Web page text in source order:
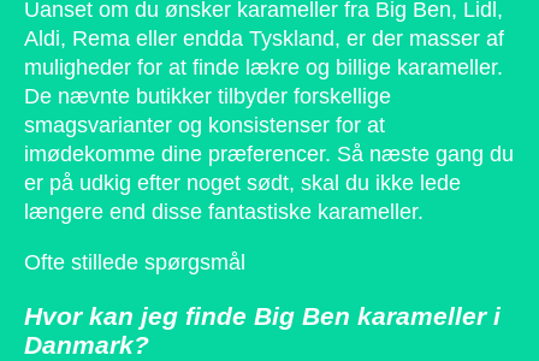
Uanset om du ønsker karameller fra Big Ben, Lidl,
Aldi, Rema eller endda Tyskland, er der masser af
muligheder for at finde lækre og billige karameller.
De nævnte butikker tilbyder forskellige
smagsvarianter og konsistenser for at
imødekomme dine præferencer. Så næste gang du
er på udkig efter noget sødt, skal du ikke lede
længere end disse fantastiske karameller.
Ofte stillede spørgsmål
Hvor kan jeg finde Big Ben karameller i
Danmark?